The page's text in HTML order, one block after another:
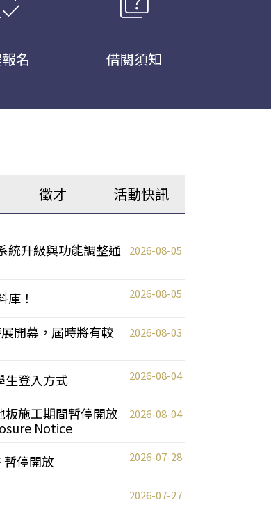
名 借閱須知
徵才 活動快訊
統升級與功能調整通
2026-08-05
！ 2026-08-05
開幕，屆時將有較
2026-08-03
登入方式 2026-08-04
板施工期間暫停開放
Notice
2026-08-04
停開放 2026-07-28
2026-07-27